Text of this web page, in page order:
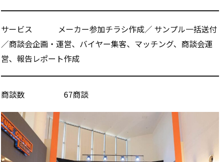
サービス メーカー参加チラシ作成／ サンプル一括送付
／商談会企画・運営、バイヤー集客、マッチング、商談会運
営、報告レポート作成
商談数 67商談